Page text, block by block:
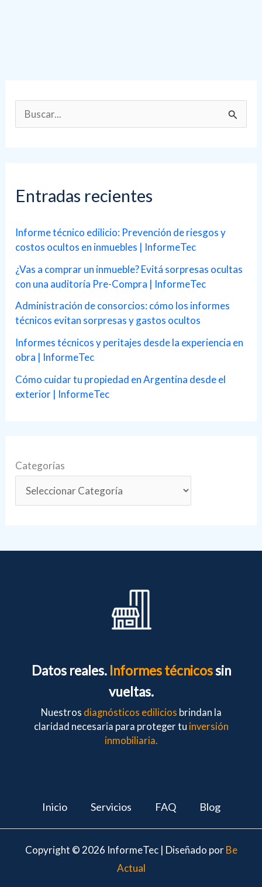
u
a
p
o
r
:
Entradas recientes
Informe técnico edilicio: Prevención de riesgos y
costos ocultos en inmuebles | InformeTec
¿Vas a comprar un inmueble? Evitá sorpresas ocultas
con una auditoría Pre-Compra | InformeTec
Administración de consorcios: cómo los informes
técnicos evitan sorpresas y gastos ocultos
Informes técnicos y peritajes desde la experiencia en
obra | InformeTec
Cómo cuidar tu propiedad en Argentina desde el
exterior | InformeTec
Categorías
Datos reales. Informes técnicossin
vueltas.
Nuestros diagnósticos edilicios brindan la
claridad necesaria para proteger tu inversión
inmobiliaria.
Inicio Servicios FAQ Blog
Copyright © 2026 InformeTec | Diseñado por Be
Actual